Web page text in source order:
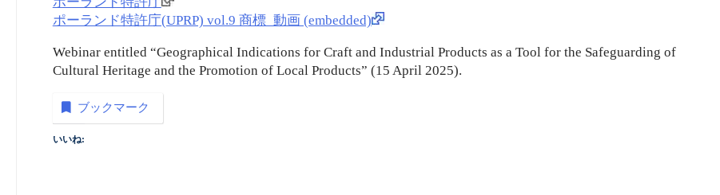
ポーランド特許庁(UPRP) vol.9 商標_動画 (embedded)
Webinar entitled “Geographical Indications for Craft and Industrial Products as a Tool for the Safeguarding of
Cultural Heritage and the Promotion of Local Products” (15 April 2025).
ブックマーク
いいね: